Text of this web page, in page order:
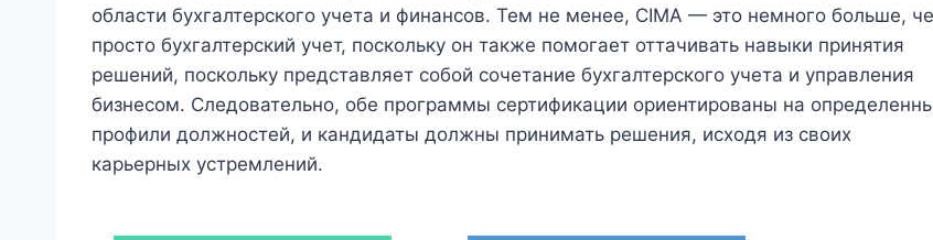
области бухгалтерского учета и финансов. Тем не менее, CIMA — это немного больше,
просто бухгалтерский учет, поскольку он также помогает оттачивать навыки принятия
решений, поскольку представляет собой сочетание бухгалтерского учета и управления
бизнесом. Следовательно, обе программы сертификации ориентированы на
профили должностей, и кандидаты должны принимать решения, исходя из своих
карьерных устремлений.